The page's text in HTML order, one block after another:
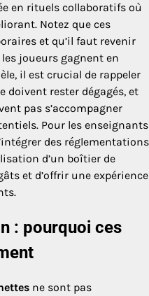
en rituels collaboratifs où
Notez que ces
et qu’il faut revenir
joueurs gagnent en
il est crucial de rappeler
doivent rester dégagés, et
pas s’accompagner
Pour les enseignants
des réglementations
d’un boîtier de
et d’offrir une expérience
: pourquoi ces
ne sont pas